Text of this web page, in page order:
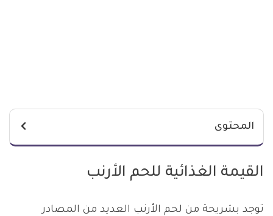
المحتوى
القيمة الغذائية للحم الأرنب
توجد بشريحة من لحم الأرنب العديد من المصادر